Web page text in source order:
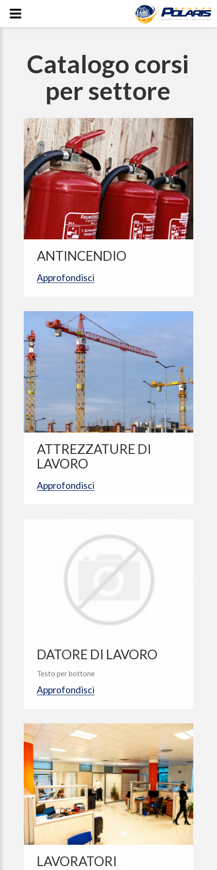
Catalogo corsi
per settore
ANTINCENDIO
Approfondisci
ATTREZZATURE DI
LAVORO
Approfondisci
DATORE DI LAVORO
Testo per bottone
Approfondisci
LAVORATORI